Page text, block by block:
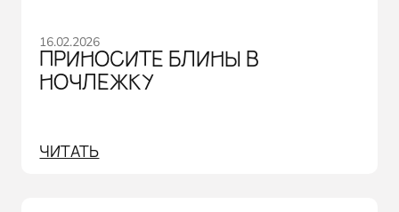
16.02.2026
ПРИНОСИТЕ БЛИНЫ В
НОЧЛЕЖКУ
ЧИТАТЬ